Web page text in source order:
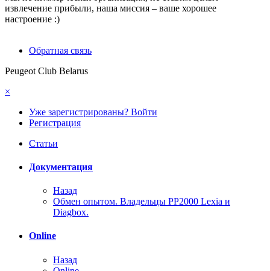
извлечение прибыли, наша миссия – ваше хорошее
настроение :)
Обратная связь
Peugeot Club Belarus
×
Уже зарегистрированы? Войти
Регистрация
Статьи
Документация
Назад
Обмен опытом. Владельцы PP2000 Lexia и
Diagbox.
Online
Назад